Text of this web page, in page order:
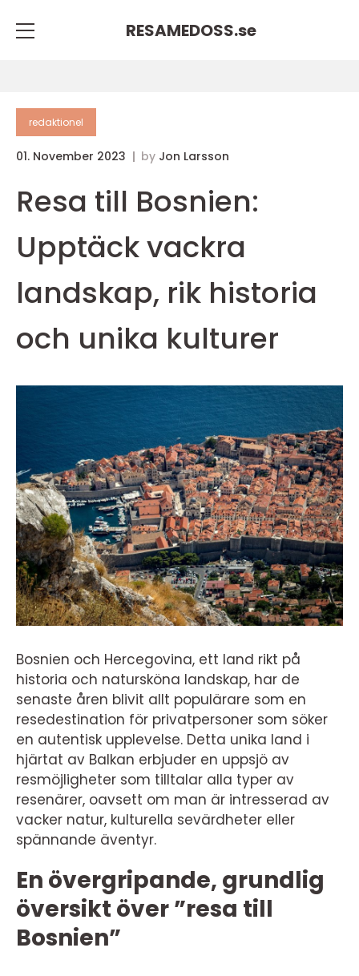
RESAMEDOSS.se
redaktionel
01. November 2023 by Jon Larsson
Resa till Bosnien:
Upptäck vackra
landskap, rik historia
och unika kulturer
Bosnien och Hercegovina, ett land rikt på
historia och natursköna landskap, har de
senaste åren blivit allt populärare som en
resedestination för privatpersoner som söker
en autentisk upplevelse. Detta unika land i
hjärtat av Balkan erbjuder en uppsjö av
resmöjligheter som tilltalar alla typer av
resenärer, oavsett om man är intresserad av
vacker natur, kulturella sevärdheter eller
spännande äventyr.
En övergripande, grundlig
översikt över ”resa till
Bosnien”